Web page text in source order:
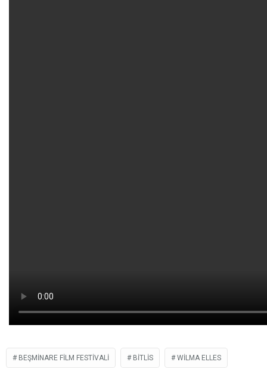
BEŞMINARE FILM FESTIVALI BITLIS WILMA ELLES